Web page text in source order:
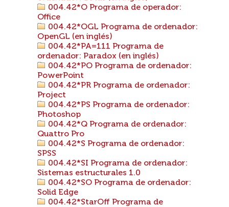
004.42*O Programa de operador:
Office
004.42*OGL Programa de ordenador:
OpenGL (en inglés)
004.42*PA=111 Programa de
ordenador: Paradox (en inglés)
004.42*PO Programa de ordenador:
PowerPoint
004.42*PR Programa de ordenador:
Project
004.42*PS Programa de ordenador:
Photoshop
004.42*Q Programa de ordenador:
Quattro Pro
004.42*S Programa de ordenador:
SPSS
004.42*SI Programa de ordenador:
Sistemas estructurales 1.0
004.42*SO Programa de ordenador:
Solid Edge
004.42*StarOff Programa de